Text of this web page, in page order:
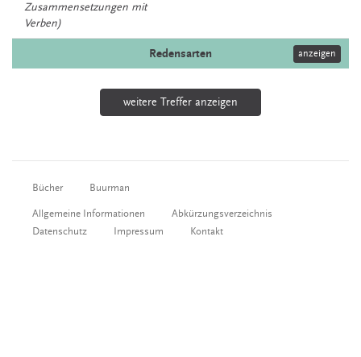
Zusammensetzungen mit
Verben)
Redensarten anzeigen
weitere Treffer anzeigen
Bücher Buurman
Allgemeine Informationen
Abkürzungsverzeichnis
Datenschutz
Impressum Kontakt